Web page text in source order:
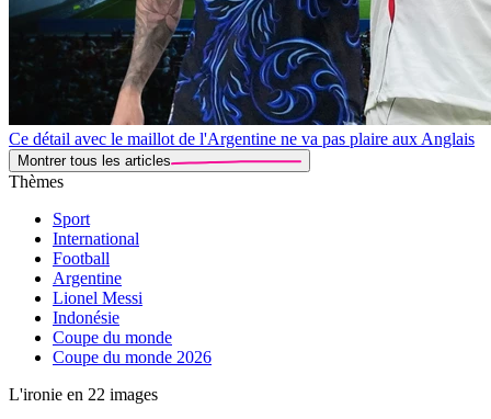
Ce détail avec le maillot de l'Argentine ne va pas plaire aux Anglais
Montrer tous les articles
Thèmes
Sport
International
Football
Argentine
Lionel Messi
Indonésie
Coupe du monde
Coupe du monde 2026
L'ironie en 22 images